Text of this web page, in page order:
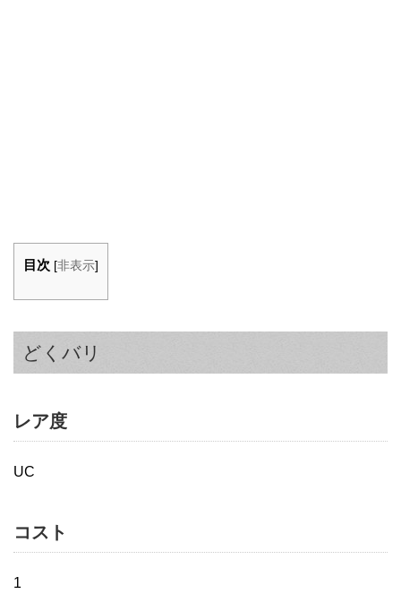
目次 [非表示]
どくバリ
レア度
UC
コスト
1